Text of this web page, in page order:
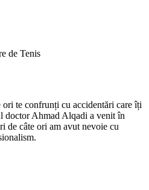
te confrunți cu accidentări care îți
doctor Ahmad Alqadi a venit în
de câte ori am avut nevoie cu